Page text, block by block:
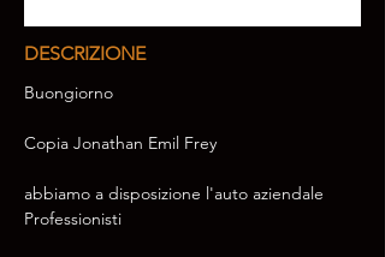
DESCRIZIONE
Buongiorno
Copia Jonathan Emil Frey
abbiamo a disposizione l'auto aziendale
Professionisti